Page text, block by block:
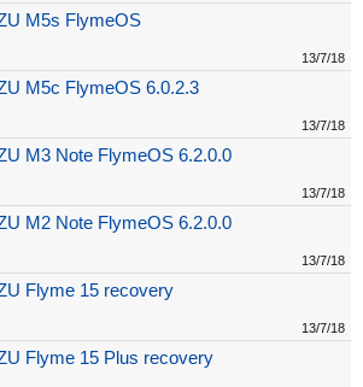
M5s FlymeOS
13/7/18
M5c FlymeOS 6.0.2.3
13/7/18
M3 Note FlymeOS 6.2.0.0
13/7/18
M2 Note FlymeOS 6.2.0.0
13/7/18
Flyme 15 recovery
13/7/18
Flyme 15 Plus recovery